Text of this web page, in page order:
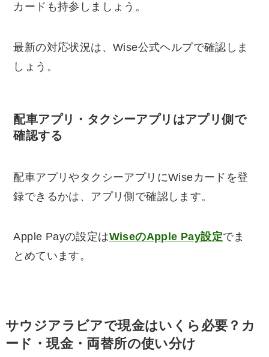
カードも持参しましょう。
最新の対応状況は、Wise公式ヘルプで確認しま
しょう。
配車アプリ・タクシーアプリはアプリ側で
確認する
配車アプリやタクシーアプリにWiseカードを登
録できるかは、アプリ側で確認します。
Apple Payの設定はWiseのApple Pay設定でま
とめています。
サウジアラビアで現金はいくら必要？カ
ード・現金・両替所の使い分け